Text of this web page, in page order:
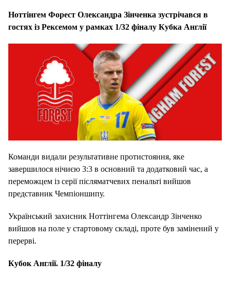
Ноттінгем Форест Олександра Зінченка зустрічався в
гостях із Рексемом у рамках 1/32 фіналу Кубка Англії
Команди видали результативне протистояння, яке
завершилося нічиєю 3:3 в основний та додатковий час, а
переможцем із серії післяматчевих пенальті вийшов
представник Чемпіоншипу.
Український захисник Ноттінгема Олександр Зінченко
вийшов на поле у ​​стартовому складі, проте був замінений у
перерві.
Кубок Англії. 1/32 фіналу